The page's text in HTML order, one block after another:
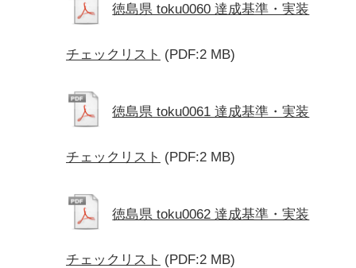
徳島県 toku0060 達成基準・実装
チェックリスト (PDF:2 MB)
徳島県 toku0061 達成基準・実装
チェックリスト (PDF:2 MB)
徳島県 toku0062 達成基準・実装
チェックリスト (PDF:2 MB)